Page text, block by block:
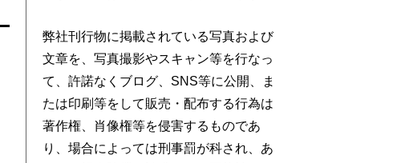
弊社刊行物に掲載されている写真および
文章を、写真撮影やスキャン等を行なっ
て、許諾なくブログ、SNS等に公開、ま
たは印刷等をして販売・配布する行為は
著作権、肖像権等を侵害するものであ
り、場合によっては刑事罰が科され、あ